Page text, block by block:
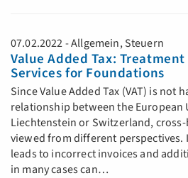
07.02.2022 - Allgemein, Steuern
Value Added Tax:
Services for Foundations
Since Value Added Tax (VAT) is not
relationship between the European
Liechtenstein or Switzerland,
viewed from different perspectives.
leads to incorrect invoices and
in many cases can…